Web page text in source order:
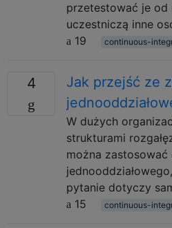
przetestować je od
uczestniczą inne
19
continuous-
4
Jak przejść ze
W dużych
strukturami
można zastosować
pytanie dotyczy
15
continuous-